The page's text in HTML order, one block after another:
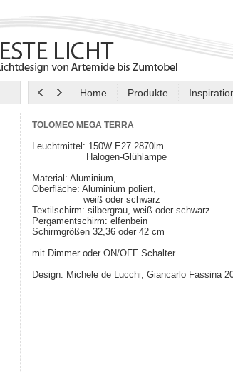
Home Produkte
TOLOMEO MEGA TERRA
Leuchtmittel: 150W E27 2870lm
Halogen-Glühlampe
Material: Aluminium,
Oberfläche: Aluminium poliert,
weiß oder schwarz
Textilschirm: silbergrau, weiß oder schwarz
Pergamentschirm: elfenbein
Schirmgrößen 32,36 oder 42 cm
mit Dimmer oder ON/OFF Schalter
Design: Michele de Lucchi, Giancarlo Fassina